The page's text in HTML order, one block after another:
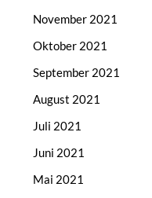
November 2021
Oktober 2021
September 2021
August 2021
Juli 2021
Juni 2021
Mai 2021